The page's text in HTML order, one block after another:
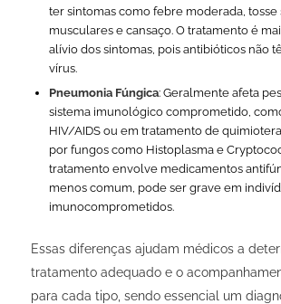
ter sintomas como febre moderada, tosse
musculares e cansaço. O tratamento é
alívio dos sintomas, pois antibióticos não
vírus.
Pneumonia Fúngica: Geralmente afeta
sistema imunológico comprometido,
HIV/AIDS ou em tratamento de
por fungos como Histoplasmae
tratamento envolve medicamentos
menos comum, pode ser grave em
imunocomprometidos.
Essas diferenças ajudam médicos a
tratamento adequado e o
para cada tipo, sendo essencial um